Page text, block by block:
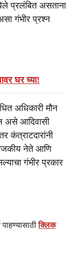
प्रलंबित असताना
गंभीर प्रश्न
घर घ्या!
अधिकारी मौन
असे आदिवासी
कंत्राटदारांनी
नेते आणि
गंभीर प्रकार
क्लिक